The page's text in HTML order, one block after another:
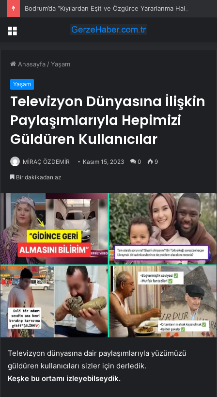
Menü
Anasayfa /Yaşam
Yaşam
Televizyon Dünyasına İlişkin
Paylaşımlarıyla Hepimizi
Güldüren Kullanıcılar
MİRAÇ ÖZDEMİR Kasım 15, 2023 0 9
Bir dakikadan az
Televizyon dünyasına dair paylaşımlarıyla yüzümüzü
güldüren kullanıcıları sizler için derledik.
Keşke bu ortamı izleyebilseydik.